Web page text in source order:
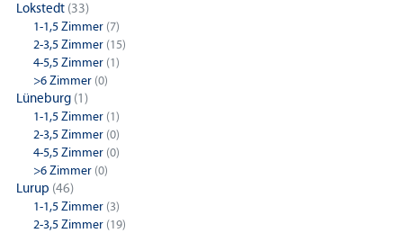
Lokstedt (33)
1-1,5 Zimmer (7)
2-3,5 Zimmer (15)
4-5,5 Zimmer (1)
>6 Zimmer (0)
Lüneburg (1)
1-1,5 Zimmer (1)
2-3,5 Zimmer (0)
4-5,5 Zimmer (0)
>6 Zimmer (0)
Lurup (46)
1-1,5 Zimmer (3)
2-3,5 Zimmer (19)